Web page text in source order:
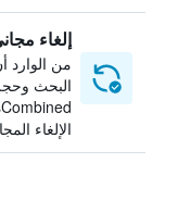
إلغاء
من الوارد
البحث
الإلغاء